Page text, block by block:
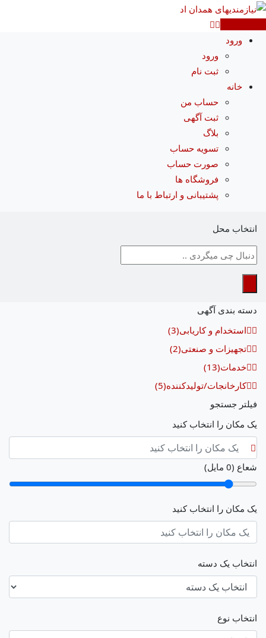
پرش
محتوا
ورود
ورود
ثبت نام
خانه
حساب من
ثبت آگهی
بلاگ
تسویه حساب
صورت حساب
فروشگاه ها
پشتیبانی و ارتباط با ما
انتخاب محل
دسته بندی آگهی
استخدام و کاریابی(3)
تجهیزات و صنعتی(2)
خدمات(13)
کارخانجات/تولیدکننده(5)
فیلتر جستجو
یک مکان را انتخاب کنید
شعاع (0 مایل)
یک مکان را انتخاب کنید
انتخاب یک دسته
انتخاب نوع